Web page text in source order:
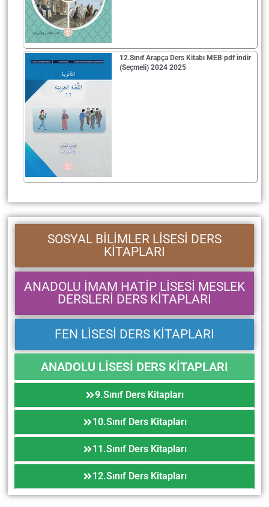
12.Sınıf Arapça Ders Kitabı MEB pdf indir
(Seçmeli) 2024 2025
SOSYAL BİLİMLER LİSESİ DERS
KİTAPLARI
ANADOLU İMAM HATİP LİSESİ MESLEK
DERSLERİ DERS KİTAPLARI
FEN LİSESİ DERS KİTAPLARI
ANADOLU LİSESİ DERS KİTAPLARI
9.Sınıf Ders Kitapları
10.Sınıf Ders Kitapları
11.Sınıf Ders Kitapları
12.Sınıf Ders Kitapları